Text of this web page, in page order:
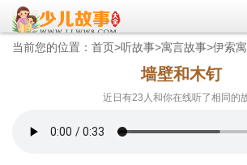
当前您的位置： 首页>听故事>寓言故事>伊索
墙壁和木钉
近日有23 人和你在线听了相同的